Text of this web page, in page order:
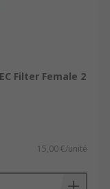
Filter Female 2
15,00 €/unité